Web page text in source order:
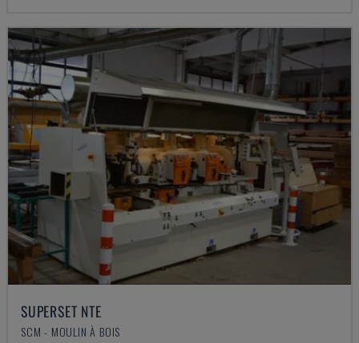
SUPERSET NTE
SCM - MOULIN À BOIS